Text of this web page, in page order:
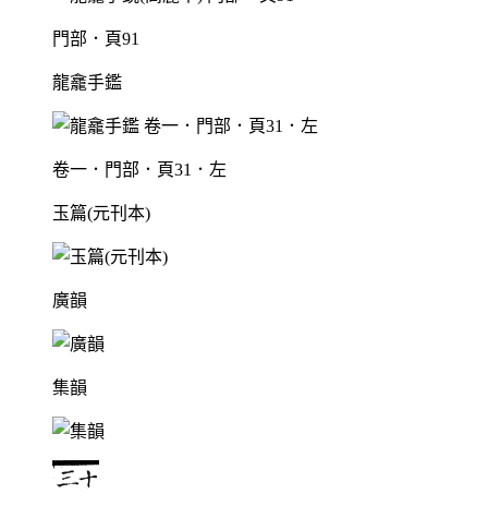
門部．頁91
龍龕手鑑
卷一．門部．頁31．左
玉篇(元刊本)
廣韻
集韻